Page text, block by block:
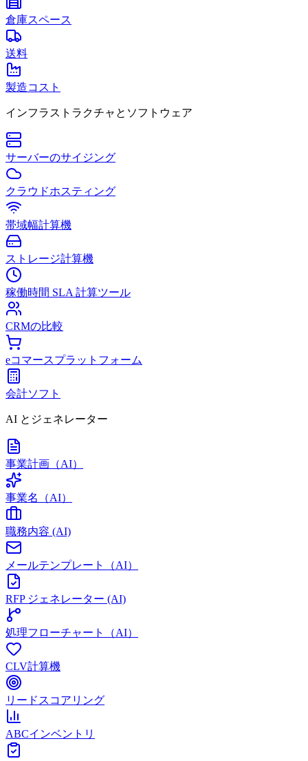
倉庫スペース
送料
製造コスト
インフラストラクチャとソフトウェア
サーバーのサイジング
クラウドホスティング
帯域幅計算機
ストレージ計算機
稼働時間 SLA 計算ツール
CRMの比較
eコマースプラットフォーム
会計ソフト
AI とジェネレーター
事業計画（AI）
事業名（AI）
職務内容 (AI)
メールテンプレート（AI）
RFP ジェネレーター (AI)
処理フローチャート（AI）
CLV計算機
リードスコアリング
ABCインベントリ